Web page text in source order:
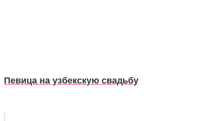
Певица на узбекскую свадьбу